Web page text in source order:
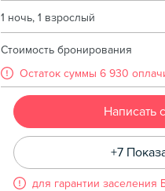
1 ночь, 1 взрослый
Стоимость бронирования
Остаток суммы 6 930
Написать
+7
для гарантии заселения